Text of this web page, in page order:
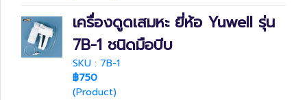
เครื่องดูดเสมหะ ยี่ห้อ Yuwell รุ่น
7B-1 ชนิดมือบีบ
SKU : 7B-1
฿750
(Product)